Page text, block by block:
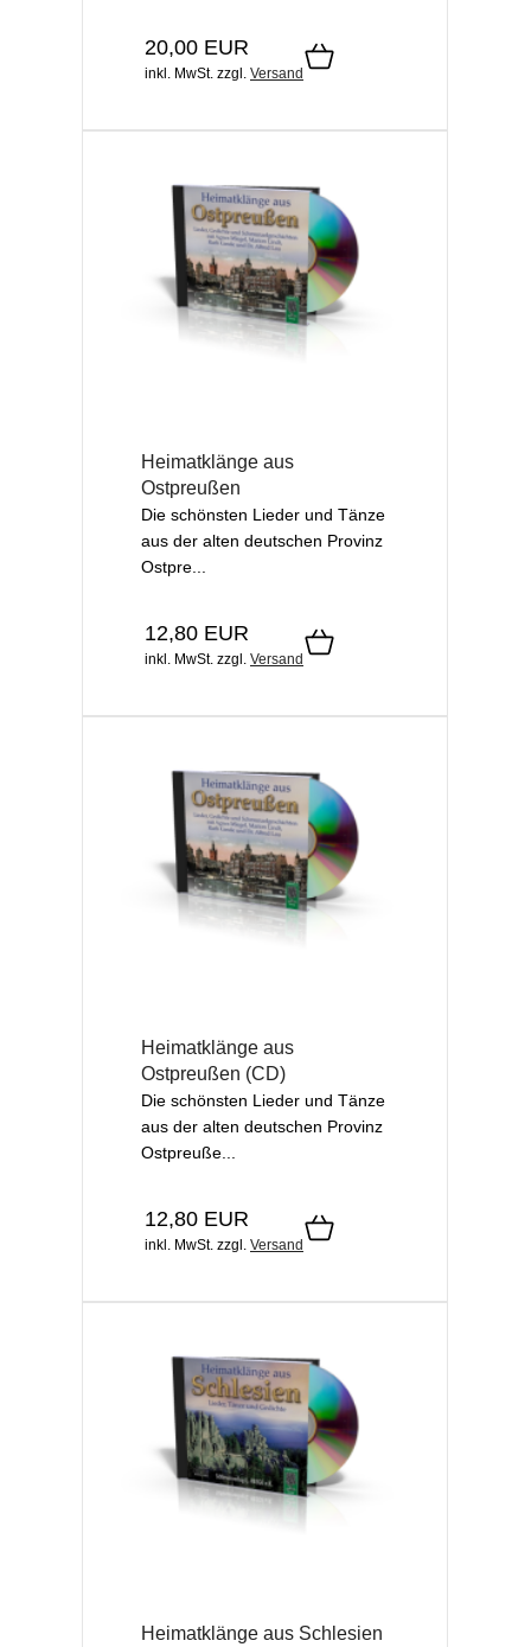
20,00 EUR
inkl. MwSt. zzgl. Versand
Heimatklänge aus
Ostpreußen
Die schönsten Lieder und Tänze
aus der alten deutschen Provinz
Ostpre...
12,80 EUR
inkl. MwSt. zzgl. Versand
Heimatklänge aus
Ostpreußen (CD)
Die schönsten Lieder und Tänze
aus der alten deutschen Provinz
Ostpreuße...
12,80 EUR
inkl. MwSt. zzgl. Versand
Heimatklänge aus Schlesien